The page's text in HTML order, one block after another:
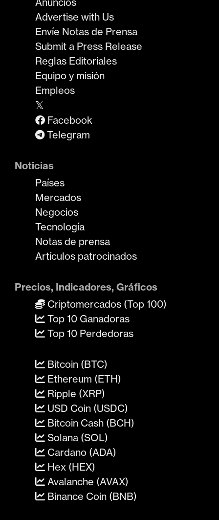
Advertise with Us
Envíe Notas de Prensa
Submit a Press Release
Reglas Editoriales
Equipo y misión
Empleos
𝕏
Facebook
Telegram
Noticias
Países
Mercados
Negocios
Tecnología
Notas de prensa
Artículos patrocinados
Precios, Indicadores, Gráficos
Criptomercados (Top 100)
Top 10 Ganadoras
Top 10 Perdedoras
Bitcoin (BTC)
Ethereum (ETH)
Ripple (XRP)
USD Coin (USDC)
Bitcoin Cash (BCH)
Solana (SOL)
Cardano (ADA)
Hex (HEX)
Avalanche (AVAX)
Binance Coin (BNB)